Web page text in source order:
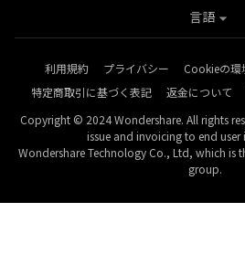
利用規約 プライバシー Cookieの環
特定商取引に基づく表記
返金について
Copyright © 2024 Wondershare. All rights
issue and invoicing to end
Wondershare Technology Co., Ltd, which is
group.
言語